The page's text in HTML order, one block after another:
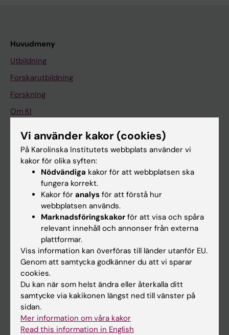
Huvudmeny
Utbildning
Forskarutbildning
Forskning
Om KI
På gång
Nyheter
Kalender
Schema
Studentmejlen
Kurs- och programwebbar
Student på KI
Vi använder kakor (cookies)
På Karolinska Institutets webbplats använder vi
kakor för olika syften:
Nödvändiga kakor för att webbplatsen ska
fungera korrekt.
Kakor för analys för att förstå hur
webbplatsen används.
Marknadsföringskakor för att visa och spåra
relevant innehåll och annonser från externa
plattformar.
Viss information kan överföras till länder utanför EU.
Genom att samtycka godkänner du att vi sparar
cookies.
Du kan när som helst ändra eller återkalla ditt
samtycke via kakikonen längst ned till vänster på
sidan.
Mer information om våra kakor
Read this information in English